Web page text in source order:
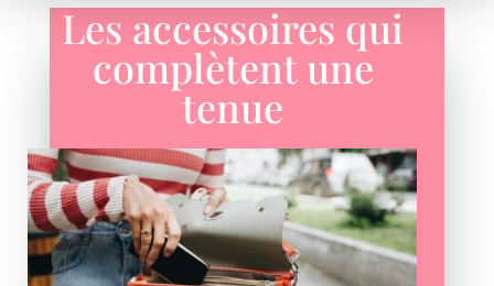
Les accessoires qui
complètent une
tenue